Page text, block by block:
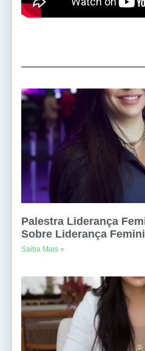
Palestra Liderança
Sobre Liderança
Saiba Mais »